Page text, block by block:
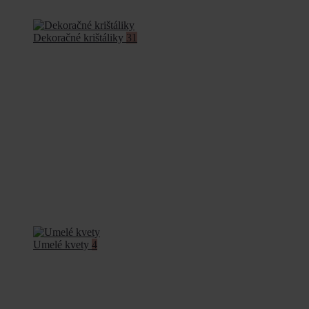
Dekoračné krištáliky 31
Umelé kvety 4